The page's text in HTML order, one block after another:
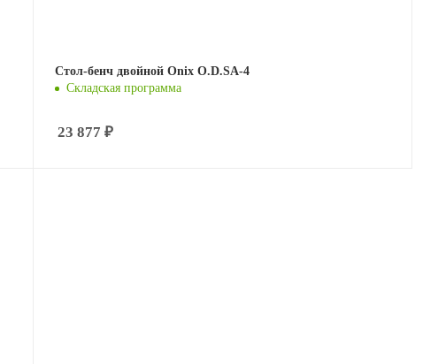
Стол-бенч двойной Onix O.D.SA-4
Складская программа
23 877 ₽